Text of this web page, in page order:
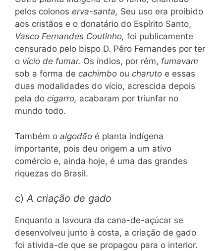
pelos colonos erva-santa, Seu uso era proibido
aos cristãos e o donatário do Espírito Santo,
Vasco Fernandes Coutinho, foi publicamente
censurado pelo bispo D. Pêro Fernandes por ter
o vício de fumar. Os índios, por rém, fumavam
sob a forma de cachimbo ou charuto e essas
duas modalidades do vício, acrescida depois
pela do cigarro, acabaram por triunfar no
mundo todo.
Também o algodão é planta indígena
importante, pois deu origem a um ativo
comércio e, ainda hoje, é uma das grandes
riquezas do Brasil.
c)A criação de gado
Enquanto a lavoura da cana-de-açúcar se
desenvolveu junto à costa, a criação de gado
foi ativida-de que se propagou para o interior.